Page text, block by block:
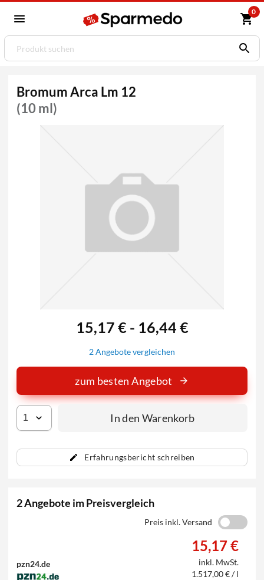
0
Bromum Arca Lm 12
(10 ml)
Erfahrungsbericht schreiben
15,17 € - 16,44 €
2 Angebote vergleichen
zum besten Angebot
In den Warenkorb
2 Angebote im Preisvergleich
Preis inkl. Versand
pzn24.de
15,17 €
inkl. MwSt.
1.517,00 € / l